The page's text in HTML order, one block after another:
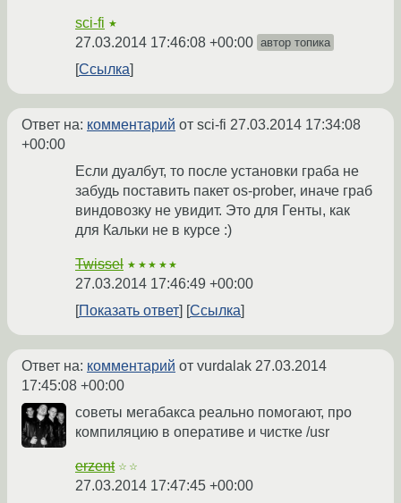
sci-fi ★
27.03.2014 17:46:08 +00:00 автор топика
Ссылка
Ответ на: комментарий от sci-fi 27.03.2014 17:34:08
+00:00
Если дуалбут, то после установки граба не
забудь поставить пакет os-prober, иначе граб
виндовозку не увидит. Это для Генты, как
для Кальки не в курсе :)
Twissel ★★★★★
27.03.2014 17:46:49 +00:00
Показать ответ
Ссылка
Ответ на: комментарий от vurdalak 27.03.2014
17:45:08 +00:00
советы мегабакса реально помогают, про
компиляцию в оперативе и чистке /usr
erzent ☆☆
27.03.2014 17:47:45 +00:00